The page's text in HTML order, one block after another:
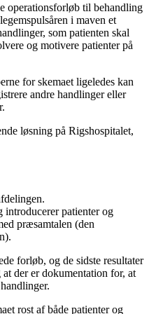
operationsforløb til behandling
i maven et
som pa­tienten skal
og motivere patienter på
for skemaet ligeledes kan
an­dre handlinger eller
løsning på Rigshospitalet,
introducerer patienter og
præsamtalen (den
forløb, og de sidste resultater
der er dokumentation for, at
rost af både patienter og